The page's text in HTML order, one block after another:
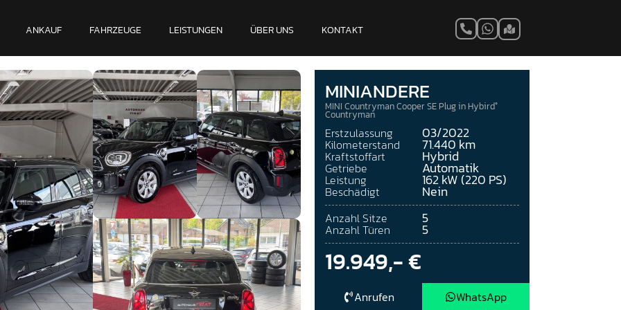
ANKAUF FAHRZEUGE LEISTUNGEN ÜBER UNS KONTAKT
MINIANDERE
MINI Countryman Cooper SE Plug in Hybird°
Countryman
Erstzulassung 03/2022
Kilometerstand 71.440 km
Kraftstoffart Hybrid
Getriebe Automatik
Leistung 162 kW (220 PS)
Beschädigt Nein
Anzahl Sitze 5
Anzahl Türen 5
19.949,- €
Anrufen WhatsApp